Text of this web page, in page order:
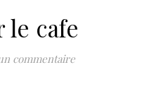
le cafe
commentaire